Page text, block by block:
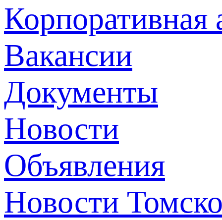
Корпоративная
Вакансии
Документы
Новости
Объявления
Новости